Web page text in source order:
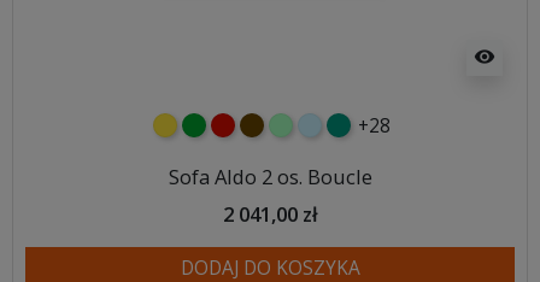
visibility
żółtyzielonyczerwony
czekoladowy
miętowybłękitny
turkusowy
+28
Sofa Aldo 2 os. Boucle
2 041,00 zł
DODAJ DO KOSZYKA